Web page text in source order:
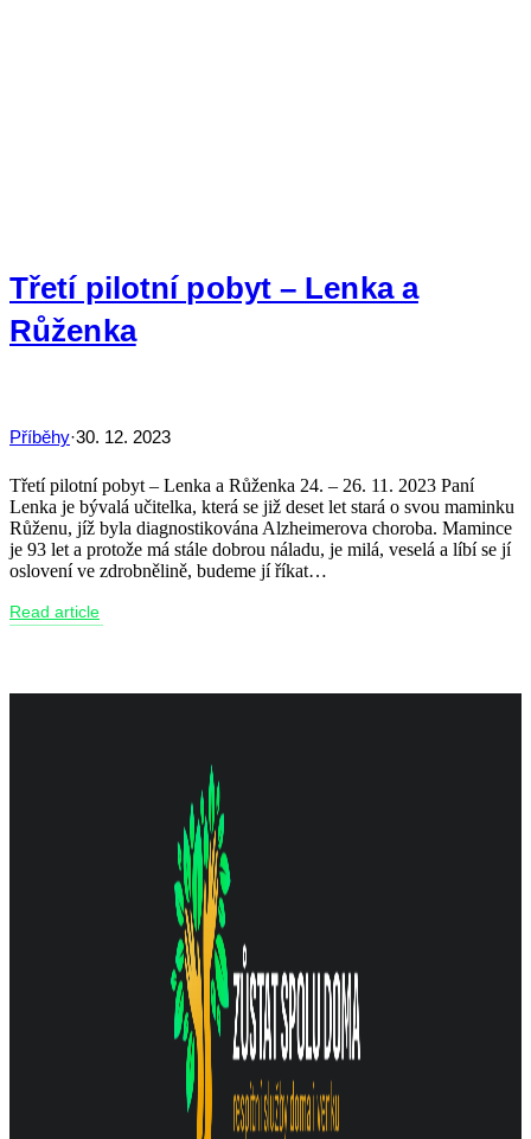
Třetí pilotní pobyt – Lenka a
Růženka
Příběhy 30. 12. 2023
Třetí pilotní pobyt – Lenka a Růženka 24. – 26. 11. 2023 Paní
Lenka je bývalá učitelka, která se již deset let stará o svou maminku
Růženu, jíž byla diagnostikována Alzheimerova choroba. Mamince
je 93 let a protože má stále dobrou náladu, je milá, veselá a líbí se jí
oslovení ve zdrobnělině, budeme jí říkat…
Read article